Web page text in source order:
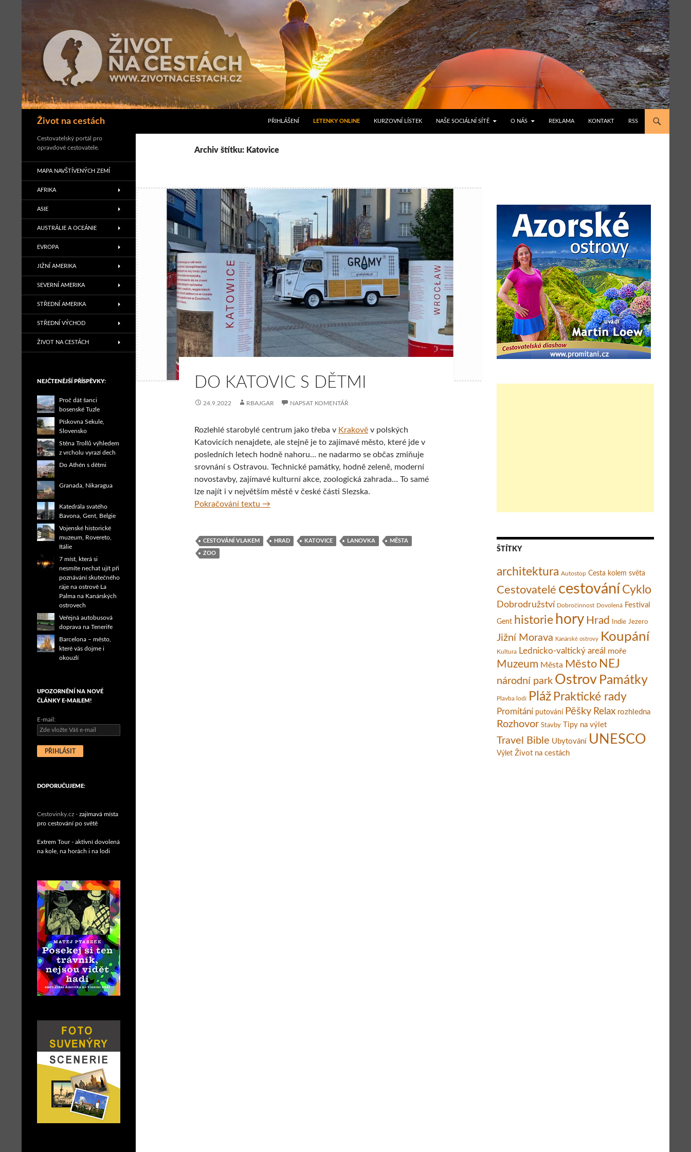
Život na cestách
Hledat
PŘIHLÁŠENÍ LETENKY ONLINE KURZOVNÍ LÍSTEK NAŠE SOCIÁLNÍ SÍTĚ O NÁS REKLAMA KONTAKT RSS
Archiv štítku: Katovice
DO KATOVIC S DĚTMI
24.9.2022 RBAJGAR NAPSAT KOMENTÁŘ
Rozlehlé starobylé centrum jako třeba v Krakově v polských
Katovicích nenajdete, ale stejně je to zajímavé město, které jde v
posledních letech hodně nahoru… ne nadarmo se občas zmiňuje
srovnání s Ostravou. Technické památky, hodně zeleně, moderní
novostavby, zajímavé kulturní akce, zoologická zahrada… To samé
lze najít i v největším městě v české části Slezska.
Pokračování textu Do Katovic s dětmi
→
CESTOVÁNÍ VLAKEM HRAD KATOVICE LANOVKA MĚSTA
ZOO
ŠTÍTKY
architektura Autostop Cesta kolem světa
Cestovatelé cestování Cyklo
Dobrodružství Dobročinnost Dovolená Festival
Gent historie hory Hrad Indie Jezero
Jižní Morava Kanárské ostrovy Koupání
Kultura Lednicko-valtický areál moře
Muzeum Města Město NEJ
národní park Ostrov Památky
Plavba lodí Pláž Praktické rady
Promítání putování Pěšky Relax rozhledna
Rozhovor Stavby Tipy na výlet
Travel Bible Ubytování UNESCO
Výlet Život na cestách
Cestovatelský portál pro
opravdové cestovatele.
MAPA NAVŠTÍVENÝCH ZEMÍ
AFRIKA
ASIE
AUSTRÁLIE A OCEÁNIE
EVROPA
JIŽNÍ AMERIKA
SEVERNÍ AMERIKA
STŘEDNÍ AMERIKA
STŘEDNÍ VÝCHOD
ŽIVOT NA CESTÁCH
NEJČTENĚJŠÍ PŘÍSPĚVKY:
Proč dát šanci
bosenské Tuzle
Pískovna Sekule,
Slovensko
Stěna Trollů výhledem
z vrcholu vyrazí dech
Do Athén s dětmi
Granada, Nikaragua
Katedrála svatého
Bavona, Gent, Belgie
Vojenské historické
muzeum, Rovereto,
Itálie
7 míst, která si
nesmíte nechat ujít při
poznávání skutečného
ráje na ostrově La
Palma na Kanárských
ostrovech
Veřejná autobusová
doprava na Tenerife
Barcelona – město,
které vás dojme i
okouzlí
UPOZORNĚNÍ NA NOVÉ
ČLÁNKY E-MAILEM!
E-mail:
DOPORUČUJEME:
Cestovinky.cz - zajímavá místa
pro cestování po světě
Extrem Tour - aktivní dovolená
na kole, na horách i na lodi